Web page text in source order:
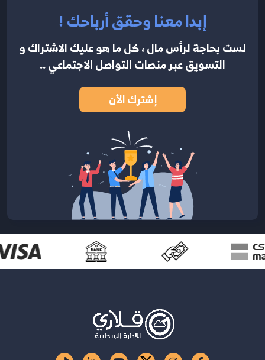
إبدا معنا وحقق أرباحك !
لست بحاجة لرأس مال ، كل ما هو عليك الاشتراكو
التسويق عبر منصات التواصل الاجتماعي ..
إشترك الأن